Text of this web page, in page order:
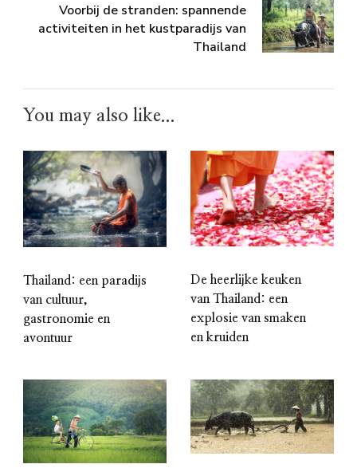
Voorbij de stranden: spannende
activiteiten in het kustparadijs van
Thailand
You may also like...
Thailand: een paradijs
van cultuur,
gastronomie en
avontuur
De heerlijke keuken
van Thailand: een
explosie van smaken
en kruiden